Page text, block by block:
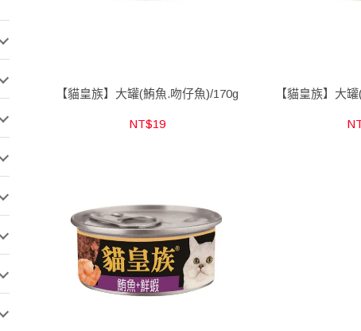
【貓皇族】大罐(鮪魚.吻仔魚)/170g
NT$19
【貓皇族】大